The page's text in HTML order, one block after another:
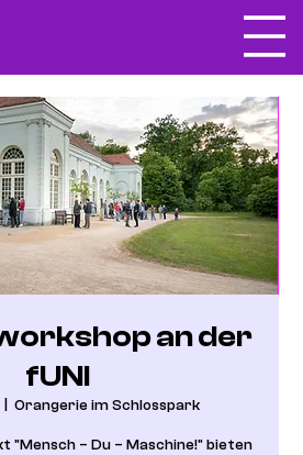
an der
fUNI
Orangerie im Schlosspark
"Mensch – Du – Maschine!" bieten